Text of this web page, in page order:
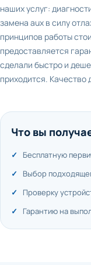
наших услуг:
замена aux в силу
принципов работы
предоставляется
сделали быстро и
приходится. Качество
Что вы
Бесплатную
Выбор
Проверку
Гарантию на